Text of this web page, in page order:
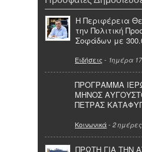
Η Περιφέρεια
την Πολιτική
Σοφάδων με
Ειδήσεις - 1ημέρα
ΠΡΟΓΡΑΜΜΑ
ΜΗΝΟΣ
ΠΕΤΡΑΣ
Κοινωνικά- 2
ΠΡΩΤΗ ΓΙΑ ΤΗΝ